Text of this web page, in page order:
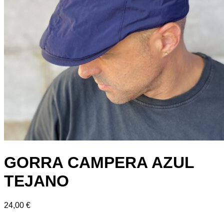
GORRA CAMPERA AZUL
TEJANO
24,00 €